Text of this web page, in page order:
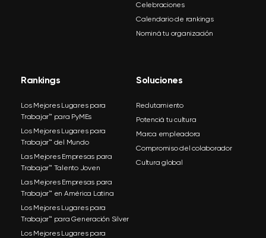
Celebraciones
Calendario de rankings
Nominá tu organización
Rankings
Los Mejores Lugares para
Trabajar™ para PyMEs
Los Mejores Lugares para
Trabajar™ del Mundo
Las Mejores Empresas para
Trabajar™ Talento Joven
Las Mejores Empresas para
Trabajar™ en América Latina
Los Mejores Lugares para
Trabajar™ para Generación Silver
Los Mejores Lugares para
Soluciones
Reclutamiento
Potenciá tu cultura
Marca empleadora
Compromiso del colaborador
Cultura global